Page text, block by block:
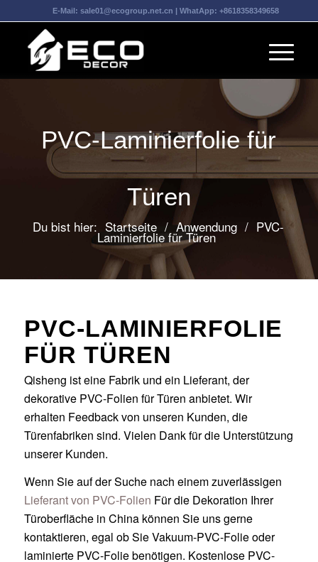
E-Mail:sale01@ecogroup.net.cn | WhatApp:+8618358349658
PVC-Laminierfolie für
Türen
Du bist hier: Startseite / Anwendung / PVC-
Laminierfolie für Türen
PVC-LAMINIERFOLIE
FÜR TÜREN
Qisheng ist eine Fabrik und ein Lieferant, der
dekorative PVC-Folien für Türen anbietet. Wir
erhalten Feedback von unseren Kunden, die
Türenfabriken sind. Vielen Dank für die Unterstützung
unserer Kunden.
Wenn Sie auf der Suche nach einem zuverlässigen
Lieferant von PVC-Folien Für die Dekoration Ihrer
Türoberfläche in China können Sie uns gerne
kontaktieren, egal ob Sie Vakuum-PVC-Folie oder
laminierte PVC-Folie benötigen. Kostenlose PVC-